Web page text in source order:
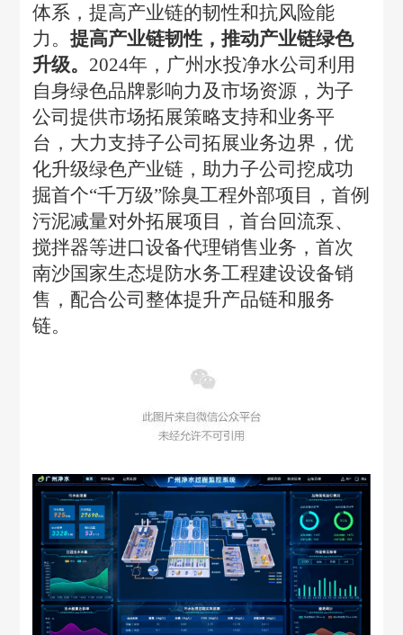
体系，提高产业链的韧性和抗风险能
力。 提高产业链韧性，推动产业链绿色
升级。 2024年，广州水投净水公司利用
自身绿色品牌影响力及市场资源，为子
公司提供市场拓展策略支持和业务平
台，大力支持子公司拓展业务边界，优
化升级绿色产业链，助力子公司挖成功
掘首个“千万级”除臭工程外部项目，首例
污泥减量对外拓展项目，首台回流泵、
搅拌器等进口设备代理销售业务，首次
南沙国家生态堤防水务工程建设设备销
售，配合公司整体提升产品链和服务
链。